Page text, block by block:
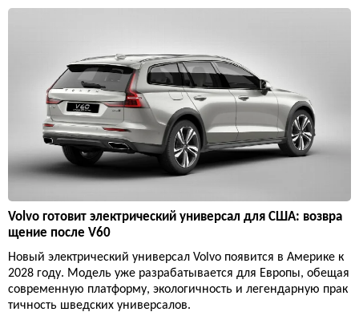
Volvo готовит электрический универсал для США: возвра
щение после V60
Новый электрический универсал Volvo появится в Америке к
2028 году. Модель уже разрабатывается для Европы, обещая
современную платформу, экологичность и легендарную прак
тичность шведских универсалов.